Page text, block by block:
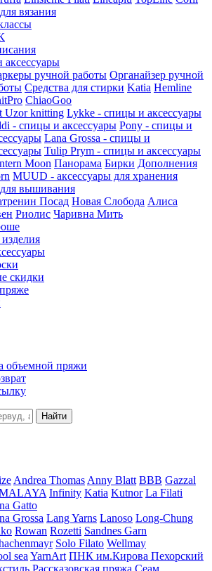
вязания
ручной работы Органайзер ручной
Средства для стирки Katia Hemline
ChiaoGoo
Uzor knitting Lykke - спицы и аксессуары
- спицы и аксессуары Pony - спицы и
Lana Grossa - спицы и
Tulip Prym - спицы и аксессуары
Moon Панорама Бирки Дополнения
MUUD - аксессуары для хранения
вышивания
Посад Новая Слобода Алиса
Риолис Чаривна Мить
скидки
объемной пряжи
Найти
Andrea Thomas Anny Blatt BBB Gazzal
Infinity Katia Kutnor La Filati
Gatto
Grossa Lang Yarns Lanoso Long-Chung
Rowan Rozetti Sandnes Garn
Solo Filato Wellmay
sea YarnArt ПНК им.Кирова Пехорский
Рассказовская пряжа Сеам